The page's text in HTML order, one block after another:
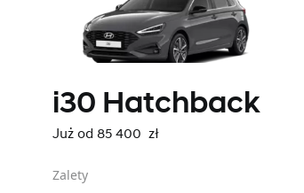
i30 Hatchback
Już od 85 400 zł
Zalety